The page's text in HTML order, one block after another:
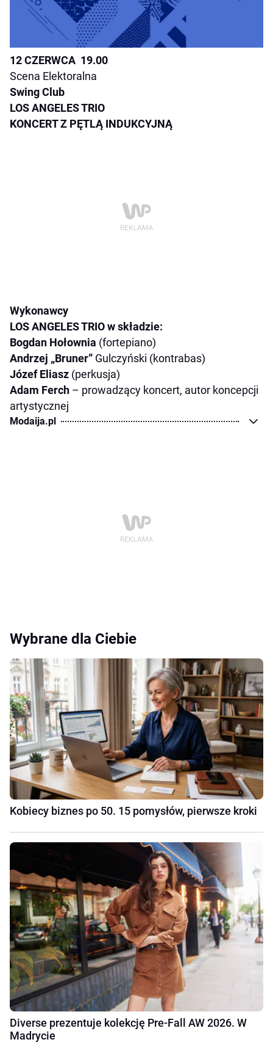
12 CZERWCA 19.00
Scena Elektoralna
Swing Club
LOS ANGELES TRIO
KONCERT Z PĘTLĄ INDUKCYJNĄ
Wykonawcy
LOS ANGELES TRIO w składzie:
Bogdan Hołownia (fortepiano)
Andrzej „Bruner” Gulczyński (kontrabas)
Józef Eliasz (perkusja)
Adam Ferch – prowadzący koncert, autor koncepcji
artystycznej
Modaija.pl
Wybrane dla Ciebie
Kobiecy biznes po 50. 15 pomysłów, pierwsze kroki
Diverse prezentuje kolekcję Pre-Fall AW 2026. W
Madrycie